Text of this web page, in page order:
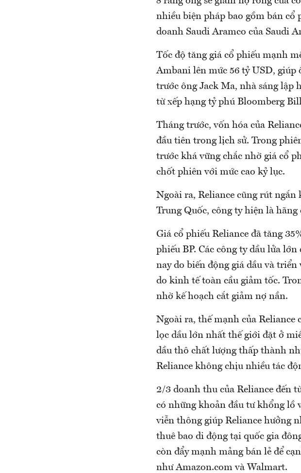
nhiều biện pháp bao gồm bán cổ
doanh Saudi Aramco của Saudi
Tốc độ tăng giá cổ phiếu mạnh
Ambani lên mức 56 tỷ USD,
trước ông Jack Ma, nhà sáng lập
từ xếp hạng tỷ phú Bloomberg
Tháng trước, vốn hóa của
đầu tiên trong lịch sử. Trong
trước khá vững chắc nhờ giá cổ
chốt phiên với mức cao kỷ lục.
Ngoài ra, Reliance cũng rút ngắn
Trung Quốc, công ty hiện là
Giá cổ phiếu Reliance đã tăng
phiếu BP. Các công ty dầu lửa
nay do biến động giá dầu và
do kinh tế toàn cầu giảm tốc.
nhờ kế hoạch cắt giảm nợ nần.
Ngoài ra, thế mạnh của Reliance
lọc dầu lớn nhất thế giới đặt ở
dầu thô chất lượng thấp thành
Reliance không chịu nhiều tác
2/3 doanh thu của Reliance đến
có những khoản đầu tư khổng lồ
viễn thông giúp Reliance hưởng
thuê bao di động tại quốc gia
còn đẩy mạnh mảng bán lẻ để
như Amazon.com và Walmart.